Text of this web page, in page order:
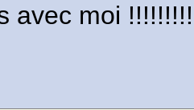
avec moi